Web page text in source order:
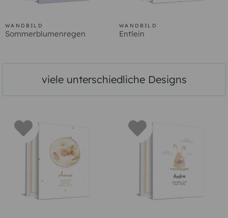
WANDBILD
Sommerblumenregen
WANDBILD
Entlein
viele unterschiedliche Designs